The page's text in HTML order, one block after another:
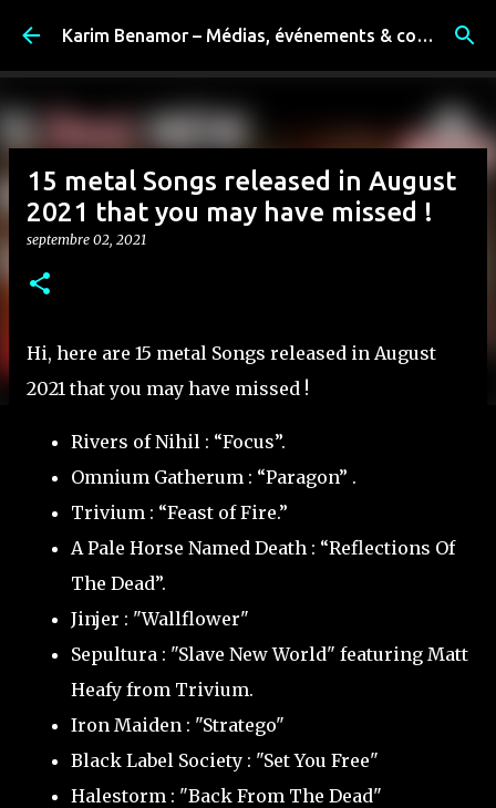
Accéder au contenu principal Karim Benamor – Médias, événements & coulisses
15 metal Songs released in August
2021 that you may have missed !
septembre 02, 2021
Hi, here are 15 metal Songs released in August
2021 that you may have missed !
Rivers of Nihil : “Focus”.
Omnium Gatherum : “Paragon” .
Trivium : “Feast of Fire.”
A Pale Horse Named Death : “Reflections Of
The Dead”.
Jinjer : "Wallflower"
Sepultura : "Slave New World" featuring Matt
Heafy from Trivium.
Iron Maiden : "Stratego"
Black Label Society : "Set You Free"
Halestorm : "Back From The Dead"